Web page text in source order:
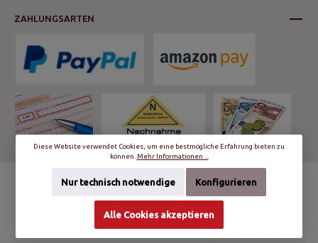
ZAHLUNGSARTEN
Nachnahmegebühren, wenn nicht anders angegeben.
© schalter-und-steckdosen.de | World Trading Net GmbH & Co. KG - Alle
Diese Website verwendet Cookies, um eine bestmögliche Erfahrung bieten zu
können. Mehr Informationen ...
Nur technisch notwendige Konfigurieren
Alle Cookies akzeptieren